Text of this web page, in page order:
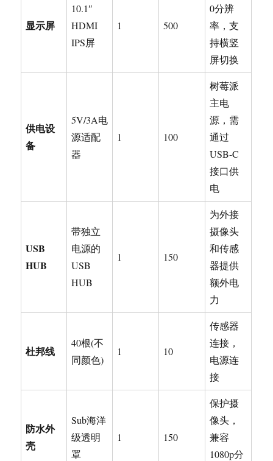
显示屏
10.1″
HDMI
IPS屏
1 500
0分辨
率，支
持横竖
屏切换
供电设
备
5V/3A电
源适配
器
1 100
树莓派
主电
源，需
通过
USB-C
接口供
电
USB
HUB
带独立
电源的
USB
HUB
1 150
为外接
摄像头
和传感
器提供
额外电
力
杜邦线
40根(不
同颜色)
1 10
传感器
连接，
电源连
接
防水外
壳
Sub海洋
级透明
罩
1 150
保护摄
像头，
兼容
1080p分